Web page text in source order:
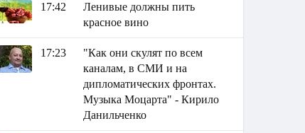
17:42
Ленивые должны пить
красное вино
17:23
"Как они скулят по всем
каналам, в СМИ и на
дипломатических фронтах.
Музыка Моцарта" - Кирило
Данильченко